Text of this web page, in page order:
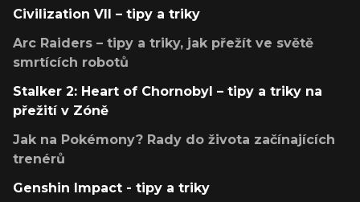
Civilization VII – tipy a triky
Arc Raiders – tipy a triky, jak přežít ve světě
smrtících robotů
Stalker 2: Heart of Chornobyl – tipy a triky na
přežití v Zóně
Jak na Pokémony? Rady do života začínajících
trenérů
Genshin Impact - tipy a triky